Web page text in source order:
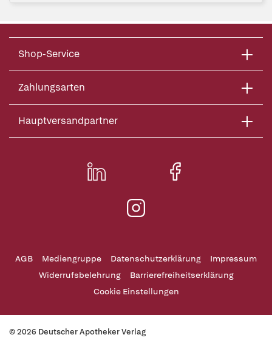
Shop-Service
Zahlungsarten
Hauptversandpartner
AGB Mediengruppe Datenschutzerklärung
Impressum
Widerrufsbelehrung
Barrierefreiheitserklärung
Cookie Einstellungen
© 2026 Deutscher Apotheker Verlag